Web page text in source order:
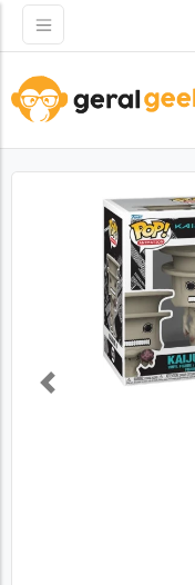
Previous